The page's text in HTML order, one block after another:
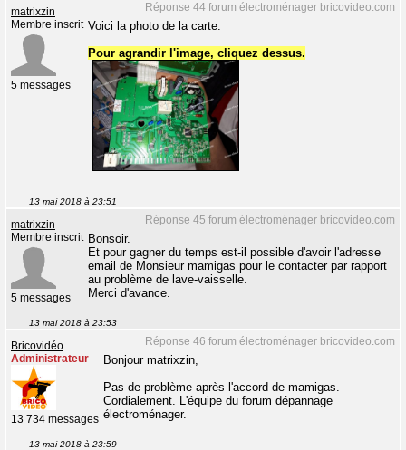
Réponse 44 forum électroménager bricovideo.com
matrixzin
Membre inscrit
5 messages
Voici la photo de la carte.
Pour agrandir l'image, cliquez dessus.
13 mai 2018 à 23:51
Réponse 45 forum électroménager bricovideo.com
matrixzin
Membre inscrit
5 messages
Bonsoir.
Et pour gagner du temps est-il possible d'avoir l'adresse
email de Monsieur mamigas pour le contacter par rapport
au problème de lave-vaisselle.
Merci d'avance.
13 mai 2018 à 23:53
Réponse 46 forum électroménager bricovideo.com
Bricovidéo
Administrateur
13 734 messages
Bonjour matrixzin,
Pas de problème après l'accord de mamigas.
Cordialement. L'équipe du forum dépannage
électroménager.
13 mai 2018 à 23:59